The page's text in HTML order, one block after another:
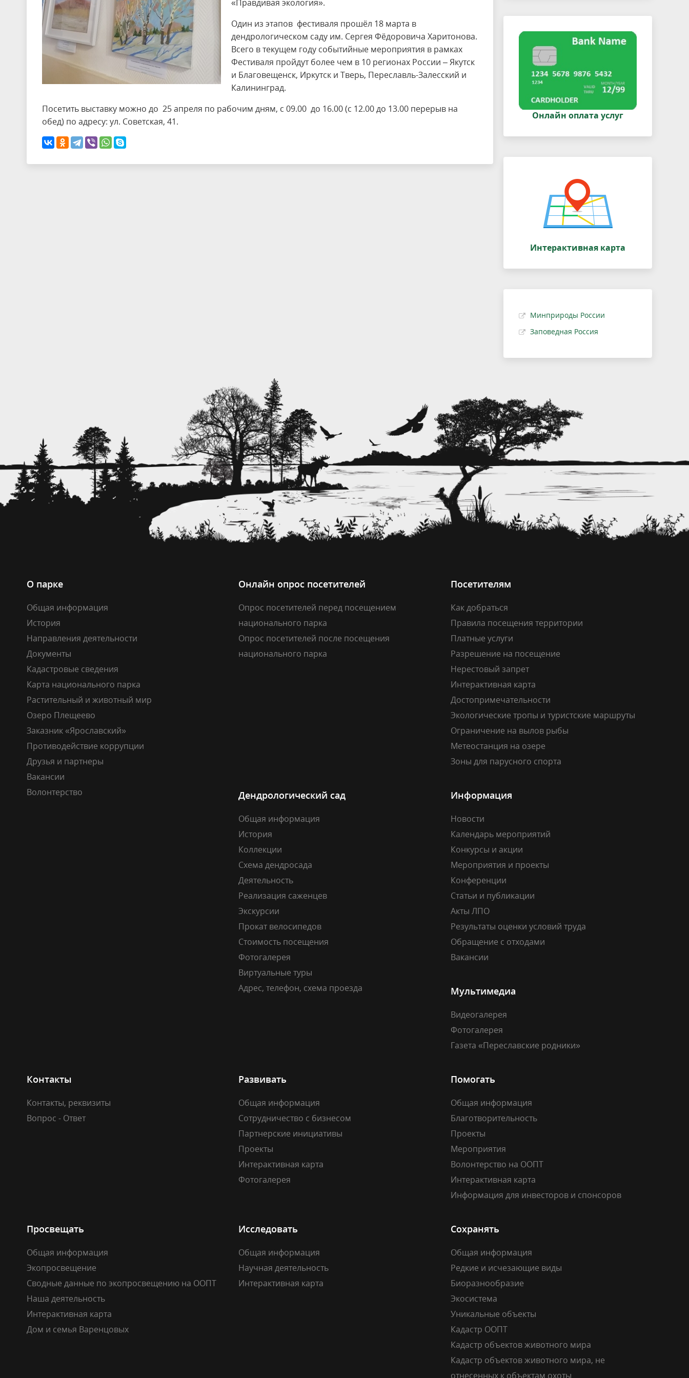
«Правдивая экология».
Один из этапов фестиваля прошёл 18 марта в
дендрологическом саду им. Сергея Фёдоровича Харитонова.
Всего в текущем году событийные мероприятия в рамках
Фестиваля пройдут более чем в 10 регионах России – Якутск
и Благовещенск, Иркутск и Тверь, Переславль-Залесский и
Калининград.
Посетить выставку можно до 25 апреля по рабочим дням, с 09.00 до 16.00 (с 12.00 до 13.00 перерыв на
обед) по адресу: ул. Советская, 41.
Онлайн оплата услуг
Интерактивная карта
Минприроды России
Заповедная Россия
О парке
Общая информация
История
Направления деятельности
Документы
Кадастровые сведения
Карта национального парка
Растительный и животный мир
Озеро Плещеево
Заказник «Ярославский»
Противодействие коррупции
Друзья и партнеры
Вакансии
Волонтерство
Онлайн опрос посетителей
Опрос посетителей перед посещением
национального парка
Опрос посетителей после посещения
национального парка
Посетителям
Как добраться
Правила посещения территории
Платные услуги
Разрешение на посещение
Нерестовый запрет
Интерактивная карта
Достопримечательности
Экологические тропы и туристские маршруты
Ограничение на вылов рыбы
Метеостанция на озере
Зоны для парусного спорта
Дендрологический сад
Общая информация
История
Коллекции
Схема дендросада
Деятельность
Реализация саженцев
Экскурсии
Прокат велосипедов
Стоимость посещения
Фотогалерея
Виртуальные туры
Адрес, телефон, схема проезда
Информация
Новости
Календарь мероприятий
Конкурсы и акции
Мероприятия и проекты
Конференции
Статьи и публикации
Акты ЛПО
Результаты оценки условий труда
Обращение с отходами
Вакансии
Мультимедиа
Видеогалерея
Фотогалерея
Газета «Переславские родники»
Контакты
Контакты, реквизиты
Вопрос - Ответ
Развивать
Общая информация
Сотрудничество с бизнесом
Партнерские инициативы
Проекты
Интерактивная карта
Фотогалерея
Помогать
Общая информация
Благотворительность
Проекты
Мероприятия
Волонтерство на ООПТ
Интерактивная карта
Информация для инвесторов и спонсоров
Просвещать
Общая информация
Экопросвещение
Сводные данные по экопросвещению на ООПТ
Наша деятельность
Интерактивная карта
Дом и семья Варенцовых
Исследовать
Общая информация
Научная деятельность
Интерактивная карта
Сохранять
Общая информация
Редкие и исчезающие виды
Биоразнообразие
Экосистема
Уникальные объекты
Кадастр ООПТ
Кадастр объектов животного мира
Кадастр объектов животного мира, не
отнесенных к объектам охоты